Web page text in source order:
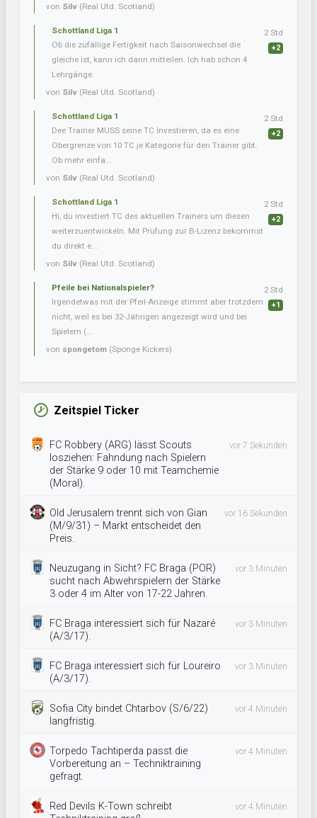
von Silv (Real Utd. Scotland)
Schottland Liga 1
Ob die zufällige Fertigkeit nach Saisonwechsel die
gleiche ist, kann ich dann mitteilen. Ich hab schon 4
Lehrgänge.
von Silv (Real Utd. Scotland)
2 Std
+2
Schottland Liga 1
Dee Trainer MUSS seine TC investieren, da es eine
Obergrenze von 10 TC je Kategorie für den Trainer gibt.
Ob mehr einfa...
von Silv (Real Utd. Scotland)
2 Std
+2
Schottland Liga 1
Hi, du investiert TC des aktuellen Trainers um diesen
weiterzuentwickeln. Mit Prüfung zur B-Lizenz bekommst
du direkt e...
von Silv (Real Utd. Scotland)
2 Std
+2
Pfeile bei Nationalspieler?
Irgendetwas mit der Pfeil-Anzeige stimmt aber trotzdem
nicht, weil es bei 32-Jährigen angezeigt wird und bei
Spielern (...
von spongetom (Sponge Kickers)
2 Std
+1
Zeitspiel Ticker
FC Robbery (ARG) lässt Scouts
losziehen: Fahndung nach Spielern
der Stärke 9 oder 10 mit Teamchemie
(Moral).
vor 7 Sekunden
Old Jerusalem trennt sich von Gian
(M/9/31) – Markt entscheidet den
Preis.
vor 16 Sekunden
Neuzugang in Sicht? FC Braga (POR)
sucht nach Abwehrspielern der Stärke
3 oder 4 im Alter von 17-22 Jahren.
vor 3 Minuten
FC Braga interessiert sich für Nazaré
(A/3/17).
vor 3 Minuten
FC Braga interessiert sich für Loureiro
(A/3/17).
vor 3 Minuten
Sofia City bindet Chtarbov (S/6/22)
langfristig.
vor 4 Minuten
Torpedo Tachtiperda passt die
Vorbereitung an – Techniktraining
gefragt.
vor 4 Minuten
Red Devils K-Town schreibt
vor 4 Minuten